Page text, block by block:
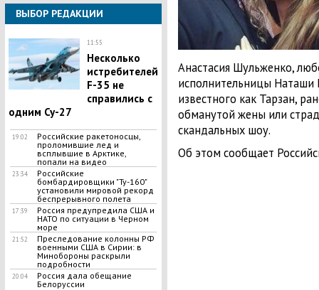
ВЫБОР РЕДАКЦИИ
11:55
Несколько
истребителей
F-35 не
справились с
одним Су-27
19:02
Российские ракетоносцы,
проломившие лед и
всплывшие в Арктике,
попали на видео
23:34
Российские
бомбардировщики "Ту-160"
установили мировой рекорд
беспрерывного полета
17:39
Россия предупредила США и
НАТО по ситуации в Черном
море
21:52
Преследование колонны РФ
военными США в Сирии: в
Минобороны раскрыли
подробности
20:04
Россия дала обещание
Белоруссии
Анастасия Шульженко,
исполнительницы Наташи
известного как Тарзан,
обманутой жены или
скандальных шоу.
Об этом сообщает